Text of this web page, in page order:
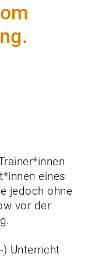
eines
jedoch ohne
vor der
Unterricht